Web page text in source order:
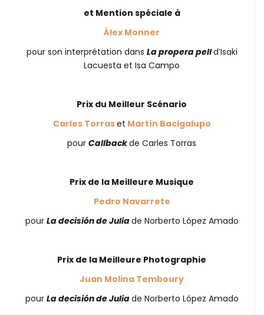
et Mention spéciale à
Àlex Monner
pour son interprétation dans La propera pelld’Isaki
Lacuesta et Isa Campo
Prix du Meilleur Scénario
Carles Torraset Martín Bacigalupo
pour Callbackde Carles Torras
Prix de la Meilleure Musique
Pedro Navarrete
pour La decisión de Juliade Norberto López Amado
Prix de la Meilleure Photographie
Juan Molina Temboury
pour La decisión de Juliade Norberto López Amado